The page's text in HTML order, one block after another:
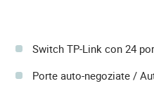
Switch TP-Link con 24
Porte auto-negoziate /